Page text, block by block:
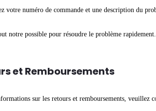
votre numéro de commande et une description du
notre possible pour résoudre le problème rapidement.
et Remboursements
sur les retours et remboursements, veuillez